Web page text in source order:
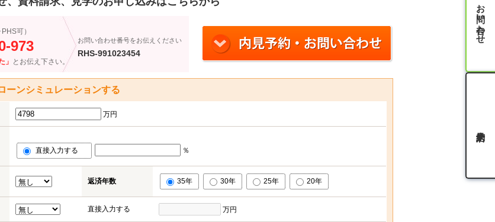
可）
973
」 とお伝え下さい。
お問い合わせ番号をお伝えください
RHS-991023454
ーンシミュレーションする
万円
直接入力する ％
返済年数 35年 30年 25年 20年
直接入力する 万円
お問い合わせ